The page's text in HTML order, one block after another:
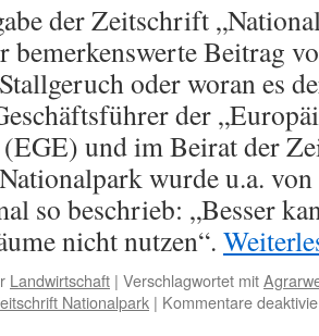
der Zeitschrift
bemerkenswerte Beitrag
oder woran es
der
und im Beirat der
wurde u.a.
so beschrieb: „Besser
nicht nutzen“.
Landwirtschaft | Verschlagwortet mit
Nationalpark | Kommentare